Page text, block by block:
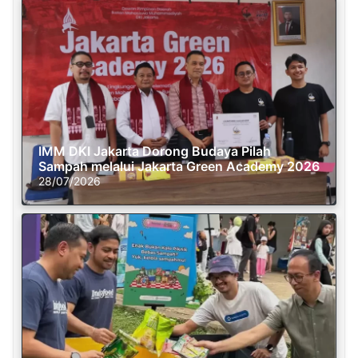
IMM DKI Jakarta Dorong Budaya Pilah
Sampah melalui Jakarta Green Academy 2026
28/07/2026